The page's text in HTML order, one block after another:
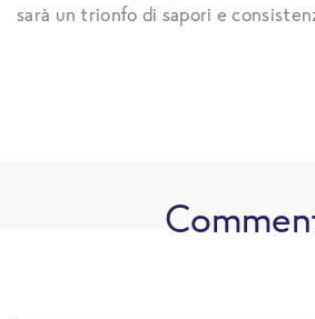
sarà un trionfo di sapori e